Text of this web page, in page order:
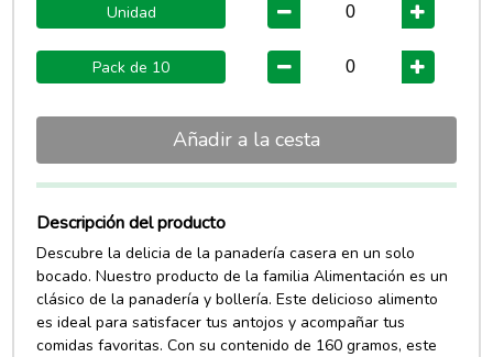
Unidad
Pack de 10
Añadir a la cesta
Descripción del producto
Descubre la delicia de la panadería casera en un solo
bocado. Nuestro producto de la familia Alimentación es un
clásico de la panadería y bollería. Este delicioso alimento
es ideal para satisfacer tus antojos y acompañar tus
comidas favoritas. Con su contenido de 160 gramos, este